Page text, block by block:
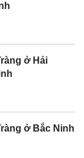
ở Hải
ở Bắc Ninh